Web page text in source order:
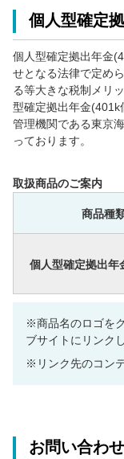
個人型確定
個人型確定拠出年金
せとなる法律で定め
る等大きな税制メリ
型確定拠出年金(401k
管理機関である東京
っております。
取扱商品のご案内
商品種
個人型確定拠出年
※商品名のロゴを
ブサイトにリンク
※リンク先のコン
お問い合わせ